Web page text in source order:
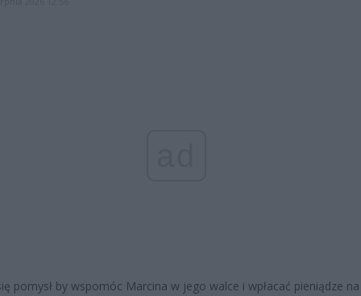
pomysł by wspomóc Marcina w jego walce i wpłacać pieniądze